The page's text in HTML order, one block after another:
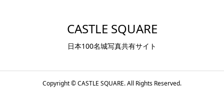
CASTLE SQUARE
日本100名城写真共有サイト
Copyright ©CASTLE SQUARE. All Rights Reserved.